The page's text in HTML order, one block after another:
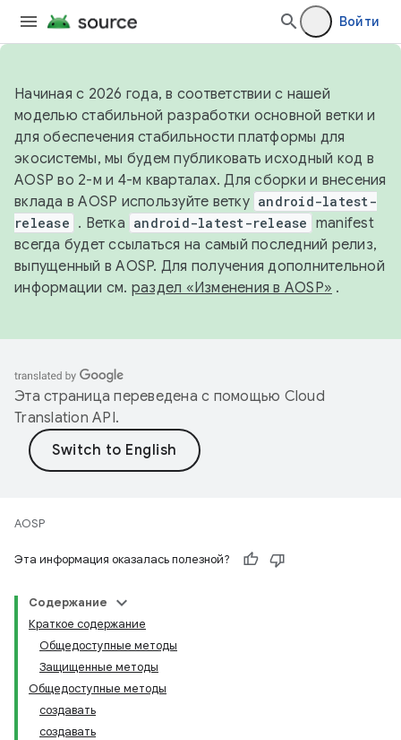
Войти
Начиная с 2026 года, в соответствии с нашей
моделью стабильной разработки основной ветки и
для обеспечения стабильности платформы для
экосистемы, мы будем публиковать исходный код в
AOSP во 2-м и 4-м кварталах. Для сборки и внесения
вклада в AOSP используйте ветку android-latest-
release . Ветка android-latest-release manifest
всегда будет ссылаться на самый последний релиз,
выпущенный в AOSP. Для получения дополнительной
информации см. раздел «Изменения в AOSP» .
Эта страница переведена с помощью Cloud
Translation API.
AOSP
Эта информация оказалась полезной?
Содержание
Краткое содержание
Общедоступные методы
Защищенные методы
Общедоступные методы
создавать
создавать